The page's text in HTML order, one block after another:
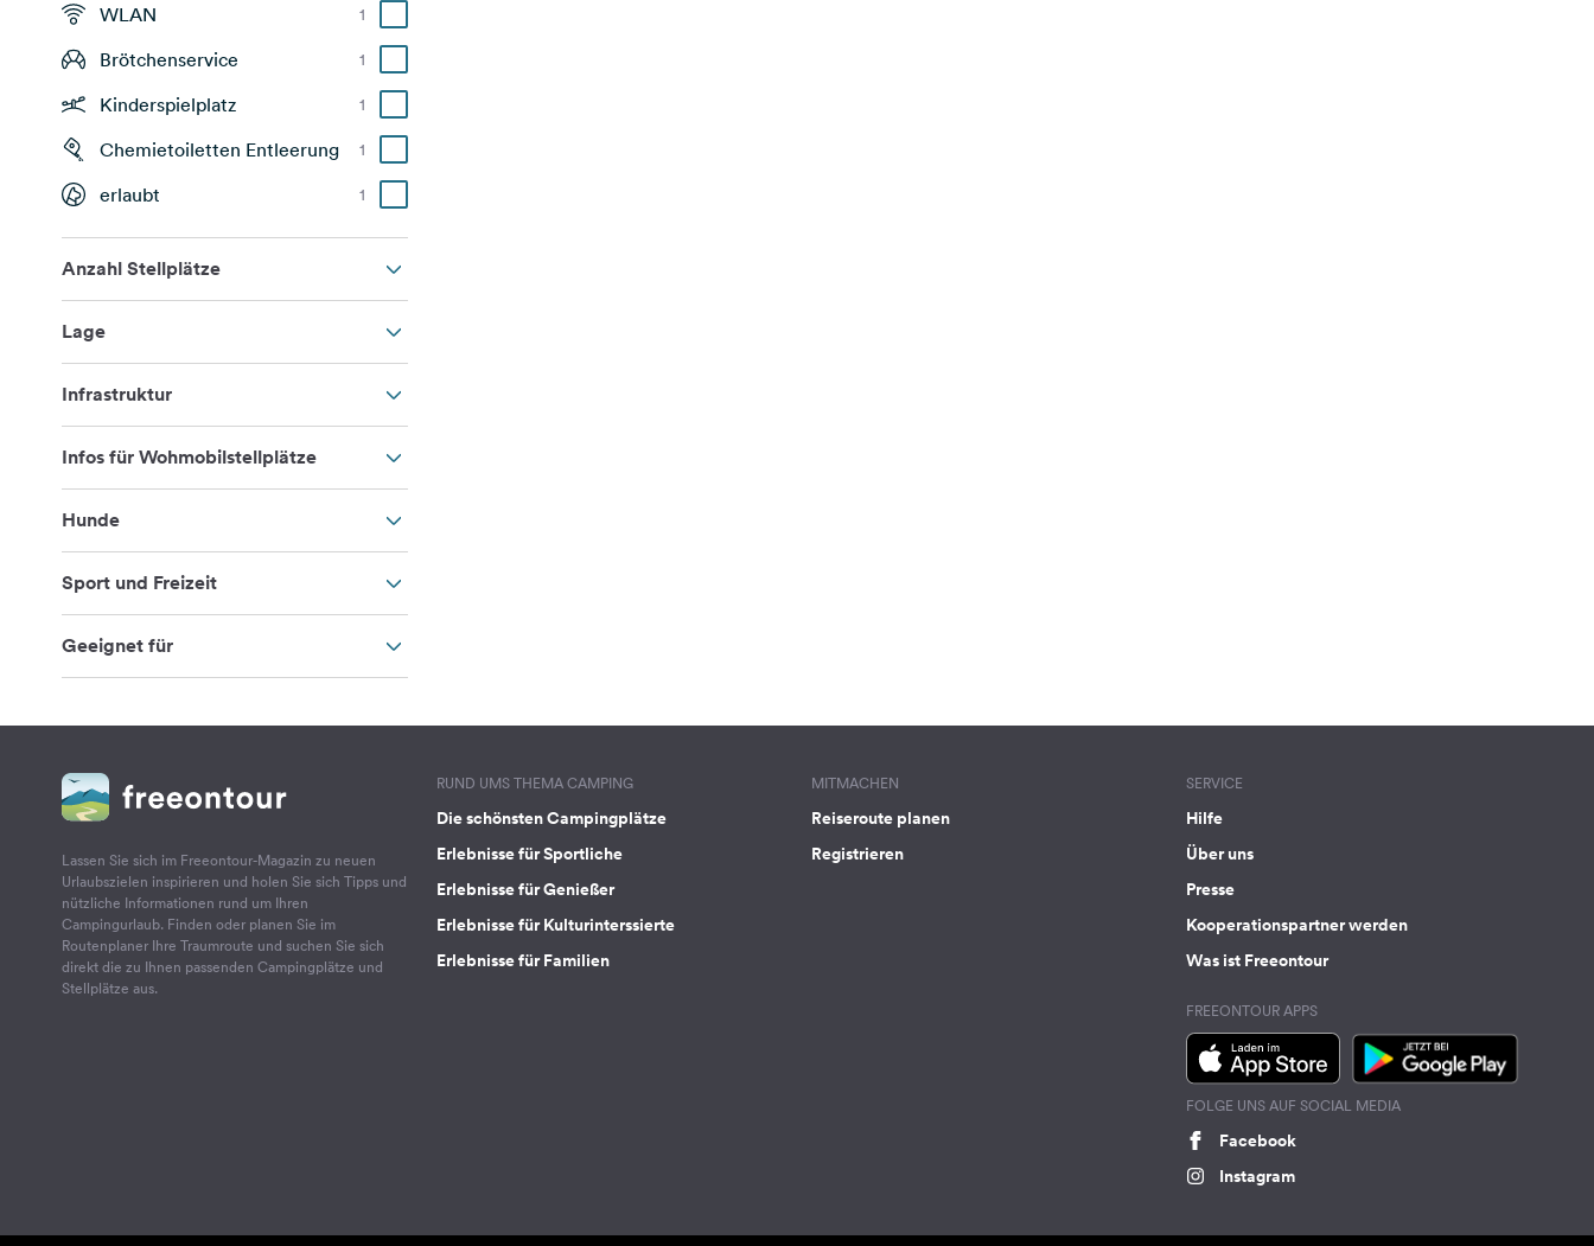
WLAN 1
Brötchenservice 1
Kinderspielplatz 1
Chemietoiletten Entleerung 1
erlaubt 1
Anzahl Stellplätze
Lage
Infrastruktur
Infos für Wohmobilstellplätze
Hunde
Sport und Freizeit
Geeignet für
Lassen Sie sich im Freeontour-Magazin zu neuen
Urlaubszielen inspirieren und holen Sie sich Tipps und
nützliche Informationen rund um Ihren
Campingurlaub. Finden oder planen Sie im
Routenplaner Ihre Traumroute und suchen Sie sich
direkt die zu Ihnen passenden Campingplätze und
Stellplätze aus.
RUND UMS THEMA CAMPING
Die schönsten Campingplätze
Erlebnisse für Sportliche
Erlebnisse für Genießer
Erlebnisse für Kulturinterssierte
Erlebnisse für Familien
MITMACHEN
Reiseroute planen
Registrieren
SERVICE
Hilfe
Über uns
Presse
Kooperationspartner werden
Was ist Freeontour
FREEONTOUR APPS
FOLGE UNS AUF SOCIAL MEDIA
Facebook
Instagram